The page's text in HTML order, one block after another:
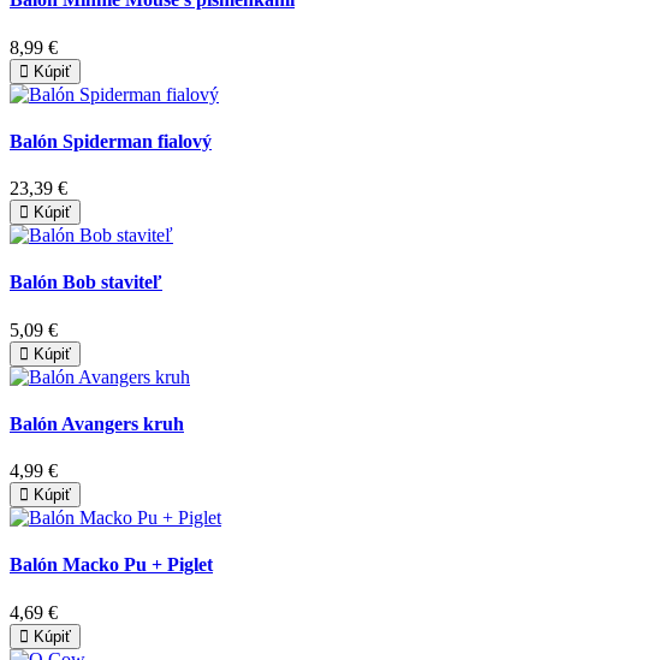
8,99 €
Kúpiť
Balón Spiderman fialový
23,39 €
Kúpiť
Balón Bob staviteľ
5,09 €
Kúpiť
Balón Avangers kruh
4,99 €
Kúpiť
Balón Macko Pu + Piglet
4,69 €
Kúpiť